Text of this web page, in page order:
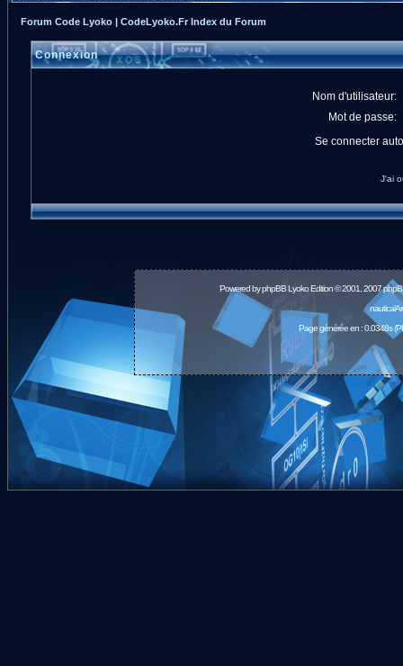
Forum Code Lyoko | CodeLyoko.Fr Index du Forum
Connexion
Nom d'utilisateur:
Mot de passe:
Se connecter
J'ai
Powered byphpBBLyoko Edition © 2001, 2007
Page générée en : 0.0348s